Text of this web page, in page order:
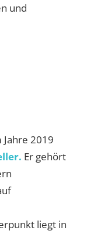
und
2019
Er gehört
liegt in